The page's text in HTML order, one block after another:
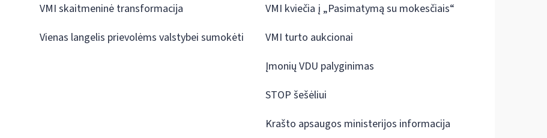
VMI skaitmeninė transformacija
Vienas langelis prievolėms valstybei sumokėti
VMI kviečia į „Pasimatymą su mokesčiais“
VMI turto aukcionai
Įmonių VDU palyginimas
STOP šešėliui
Krašto apsaugos ministerijos informacija